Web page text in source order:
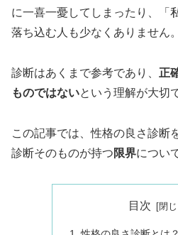
に一喜一憂してしまったり、「
落ち込む人も少なくありません。
診断はあくまで参考であり、 正
ものではないという理解が大切
この記事では、性格の良さ診断
診断そのものが持つ限界につい
目次